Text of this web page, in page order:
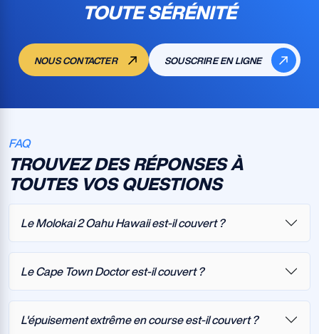
TOUTE SÉRÉNITÉ
NOUS CONTACTER SOUSCRIRE EN LIGNE
FAQ
TROUVEZ DES RÉPONSES À
TOUTES VOS QUESTIONS
Le Molokai 2 Oahu Hawaii est-il couvert ?
Le Cape Town Doctor est-il couvert ?
L'épuisement extrême en course est-il couvert ?